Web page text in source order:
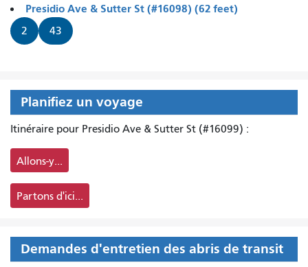
Presidio Ave & Sutter St (#16098) (62 feet)
2 43
Planifiez un voyage
Itinéraire pour Presidio Ave & Sutter St (#16099) :
Allons-y...
Partons d'ici...
Demandes d'entretien des abris de transit